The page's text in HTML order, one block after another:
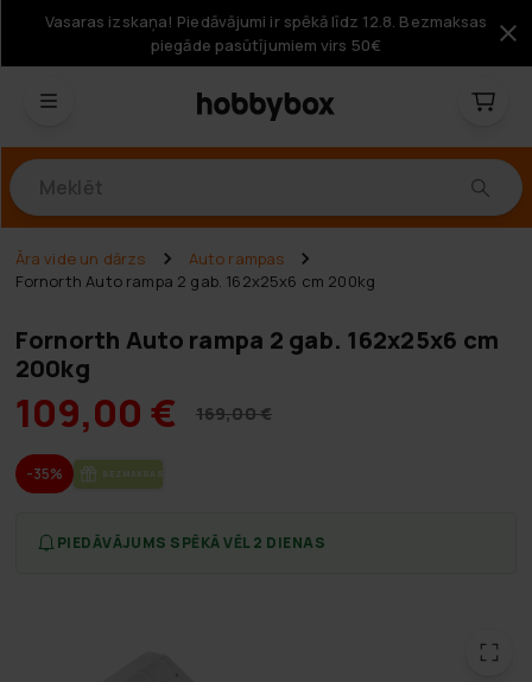
Vasaras izskaņa! Piedāvājumi ir spēkā līdz 12.8. Bezmaksas
piegāde pasūtījumiem virs 50€
Āra vide un dārzs
Auto rampas
Fornorth Auto rampa 2 gab. 162x25x6 cm 200kg
Fornorth Auto rampa 2 gab. 162x25x6 cm
200kg
109,00 € 169,00 €
-35% BEZ­MAK­SAS PIE­GĀ­DE
PIEDĀVĀJUMS SPĒKĀ VĒL 2 DIENAS